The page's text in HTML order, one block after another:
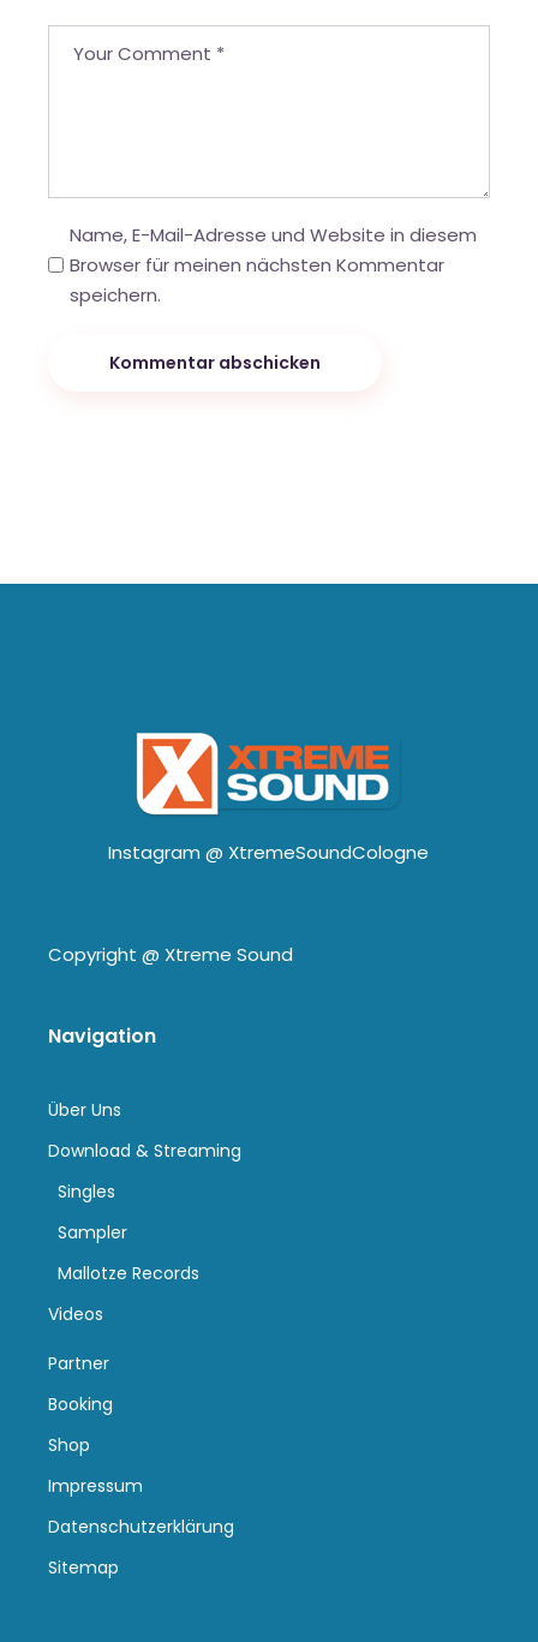
Name, E-Mail-Adresse und Website in diesem
Browser für meinen nächsten Kommentar
speichern.
Kommentar abschicken
Instagram @ XtremeSoundCologne
Copyright @ Xtreme Sound
Navigation
Über Uns
Download & Streaming
Singles
Sampler
Mallotze Records
Videos
Partner
Booking
Shop
Impressum
Datenschutzerklärung
Sitemap